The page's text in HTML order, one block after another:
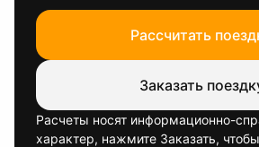
Рассчитать
Заказать
Расчеты носят информационно-
характер, нажмите Заказать,